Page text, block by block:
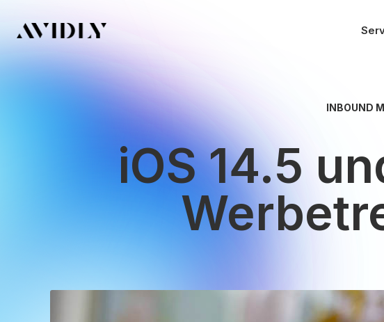
INBOUND
iOS 14.5